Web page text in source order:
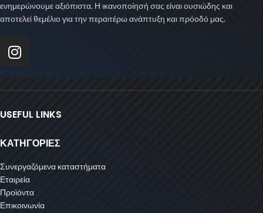
ενημερώνουμε αξιόπιστα. Η ικανοποίησή σας είναι ουσιώδης και
αποτελεί θεμέλιο για την περαιτέρω ανάπτυξη και πρόοδό μας.
USEFUL LINKS
ΚΑΤΗΓΟΡΙΕΣ
Συνεργαζόμενα καταστήματα
Εταιρεία
Προϊόντα
Επικοινωνία